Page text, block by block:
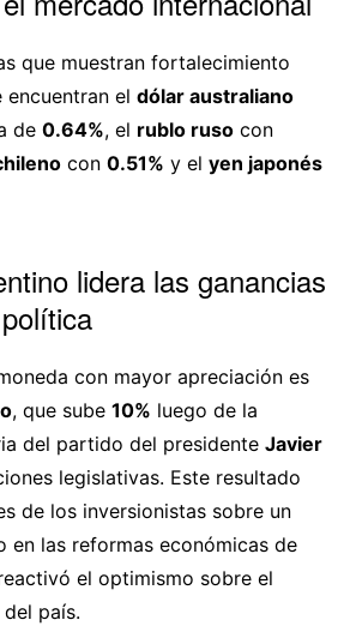
que muestran fortalecimiento
el dólar australiano
de 0.64%, el rublo rusocon
con 0.51% y el yen japonés
lidera las ganancias
con mayor apreciación es
, que sube 10% luego de la
del partido del presidente Javier
legislativas. Este resultado
de los inversionistas sobre un
en las reformas económicas de
el optimismo sobre el
país.